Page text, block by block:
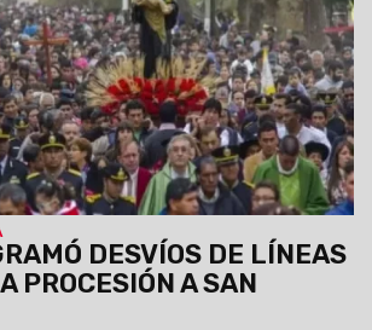
DESVÍOS DE LÍNEAS
PROCESIÓN A SAN